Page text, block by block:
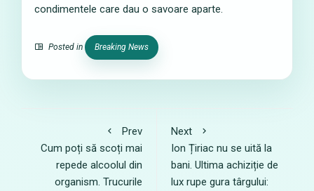
condimentele care dau o savoare aparte.
Posted in Breaking News
Prev
Cum poți să scoți mai
repede alcoolul din
organism. Trucurile
Next
Ion Țiriac nu se uită la
bani. Ultima achiziție de
lux rupe gura târgului: